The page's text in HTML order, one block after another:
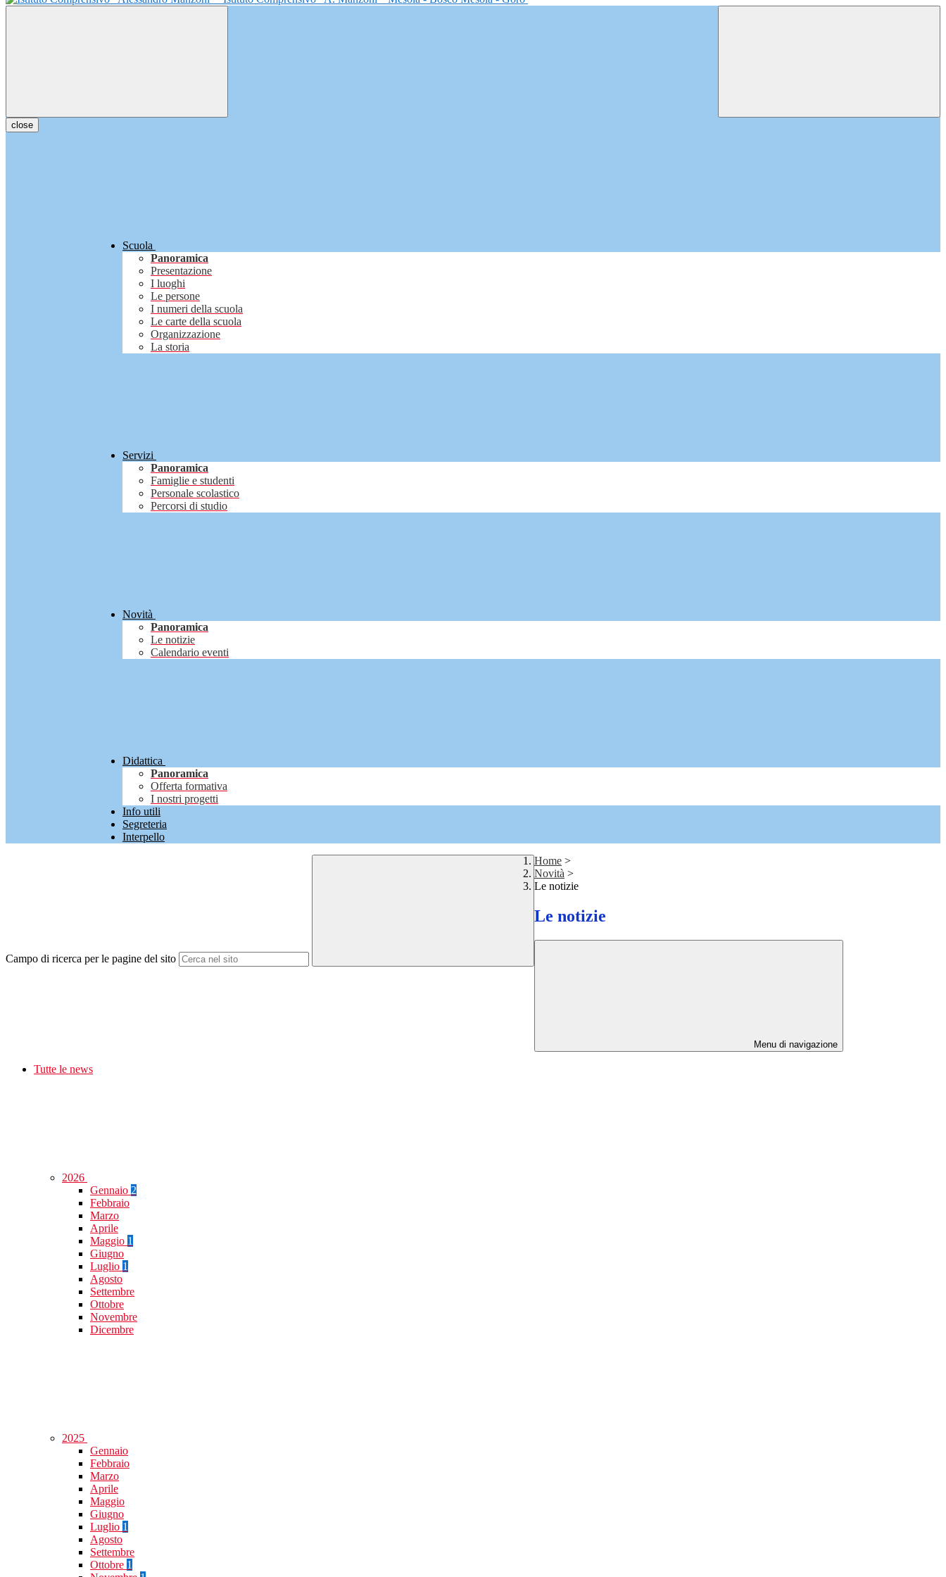
close
Scuola
Panoramica
Presentazione
I luoghi
Le persone
I numeri della scuola
Le carte della scuola
Organizzazione
La storia
Servizi
Panoramica
Famiglie e studenti
Personale scolastico
Percorsi di studio
Novità
Panoramica
Le notizie
Calendario eventi
Didattica
Panoramica
Offerta formativa
I nostri progetti
Info utili
Segreteria
Interpello
Campo di ricerca per le pagine del sito
Home >
Novità >
Le notizie
Le notizie
Menu di navigazione
Tutte le news
2026
Gennaio 2
Febbraio
Marzo
Aprile
Maggio 1
Giugno
Luglio 1
Agosto
Settembre
Ottobre
Novembre
Dicembre
2025
Gennaio
Febbraio
Marzo
Aprile
Maggio
Giugno
Luglio 1
Agosto
Settembre
Ottobre 1